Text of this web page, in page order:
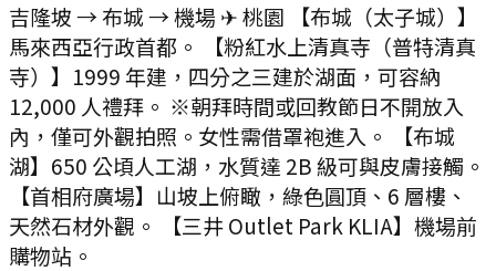
吉隆坡 → 布城 → 機場 ✈ 桃園 【布城（太子城）】
馬來西亞行政首都。 【粉紅水上清真寺（普特清真
寺）】1999 年建，四分之三建於湖面，可容納
12,000 人禮拜。 ※朝拜時間或回教節日不開放入
內，僅可外觀拍照。女性需借罩袍進入。 【布城
湖】650 公頃人工湖，水質達 2B 級可與皮膚接觸。
【首相府廣場】山坡上俯瞰，綠色圓頂、6 層樓、
天然石材外觀。 【三井 Outlet Park KLIA】機場前
購物站。